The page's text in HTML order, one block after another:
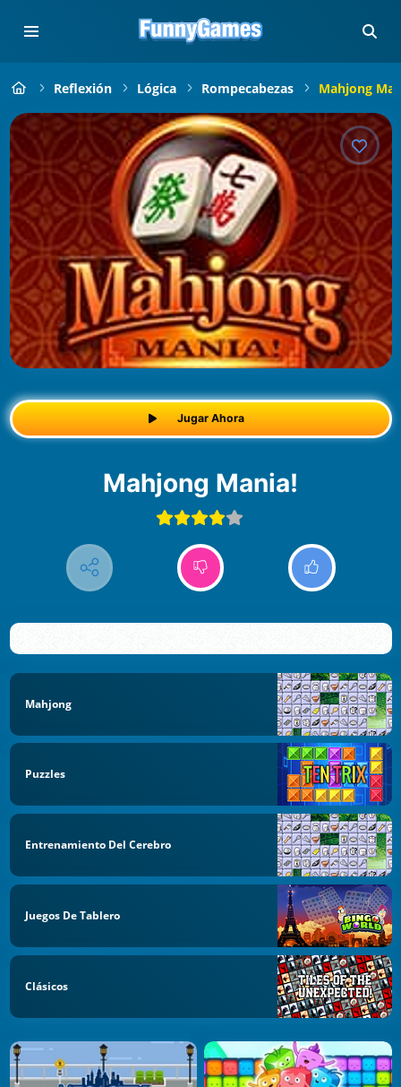
Reflexión Lógica Rompecabezas Mahjong
Jugar Ahora
Mahjong Mania!
Mahjong
Puzzles
Entrenamiento Del Cerebro
Juegos De Tablero
Clásicos